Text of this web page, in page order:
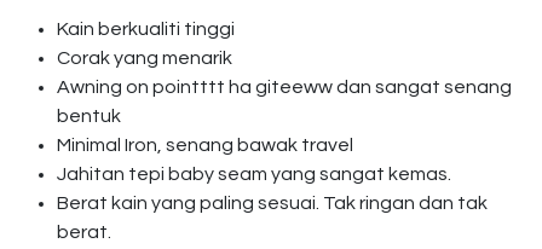
Kain berkualiti tinggi
Corak yang menarik
Awning on pointttt ha giteeww dan sangat senang
bentuk
Minimal Iron, senang bawak travel
Jahitan tepi baby seam yang sangat kemas.
Berat kain yang paling sesuai. Tak ringan dan tak
berat.